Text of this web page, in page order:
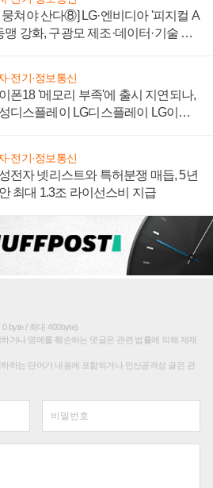
뭉쳐야 산다⑧] LG·엔비디아 '피지컬 A
맹 강화, 구광모 제조·데이터·기술 결
·전기·정보통신
폰18 '메모리 부족'에 출시 지연되나,
디스플레이 LG디스플레이 LG이노
·전기·정보통신
전자 넷리스트와 특허분쟁 매듭, 5년
최대 1.3조 라이선스비 지급
byte / 최대 400byte)
거나 명예를 훼손하는 댓글은 관련 법률에 의해 제재
하는 단어가 내용에 포함되거나 인신공격성 글은 관